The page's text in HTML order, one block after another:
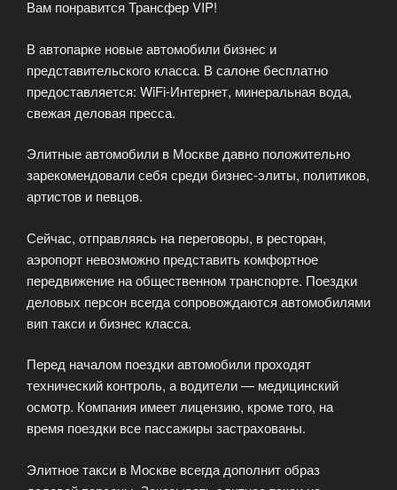
Вам понравится Трансфер VIP!
В автопарке новые автомобили бизнес и
представительского класса. В салоне бесплатно
предоставляется: WiFi-Интернет, минеральная вода,
свежая деловая пресса.
Элитные автомобили в Москве давно положительно
зарекомендовали себя среди бизнес-элиты, политиков,
артистов и певцов.
Сейчас, отправляясь на переговоры, в ресторан,
аэропорт невозможно представить комфортное
передвижение на общественном транспорте. Поездки
деловых персон всегда сопровождаются автомобилями
вип такси и бизнес класса.
Перед началом поездки автомобили проходят
технический контроль, а водители — медицинский
осмотр. Компания имеет лицензию, кроме того, на
время поездки все пассажиры застрахованы.
Элитное такси в Москве всегда дополнит образ